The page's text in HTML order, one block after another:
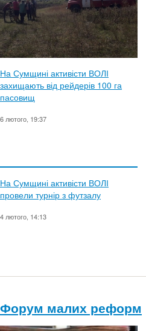
На Сумщині активісти ВОЛІ
захищають від рейдерів 100 га
пасовищ
6 лютого, 19:37
На Сумщині активісти ВОЛІ
провели турнір з футзалу
4 лютого, 14:13
Форум малих реформ